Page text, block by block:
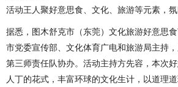
活动王人聚好意思食、文化、旅游等元素，
据悉，图木舒克市（东莞）文化旅游好意思
市党委宣传部、文化体育广电和旅游局主持
第三师责任队协办。活动主持方先容，本次
人丁的花式，丰富环球的文化生计，以道理